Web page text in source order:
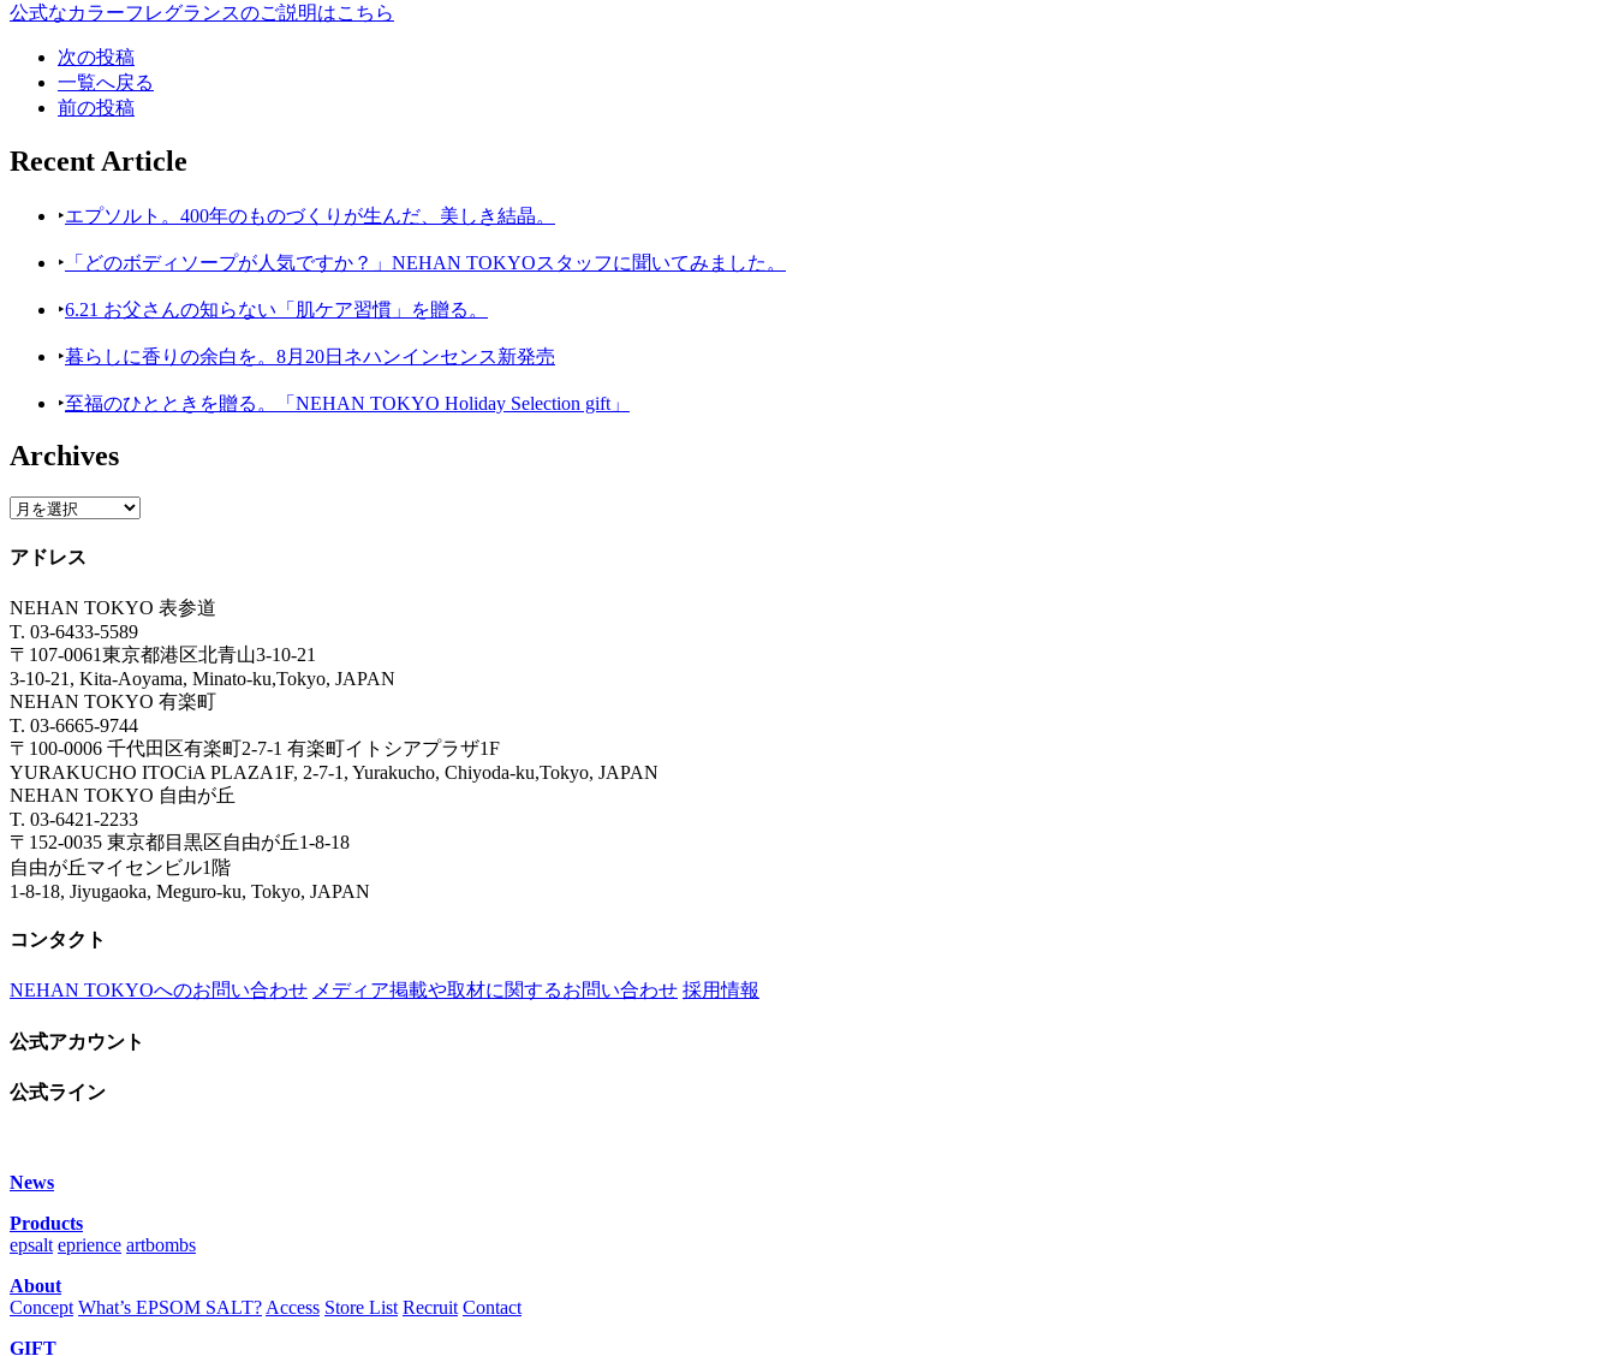
公式なカラーフレグランスのご説明はこちら
次の投稿
一覧へ戻る
前の投稿
Recent Article
‣エプソルト。400年のものづくりが生んだ、美しき結晶。
‣ 「どのボディソープが人気ですか？」NEHAN TOKYOスタッフに聞いてみました。
‣6.21 お父さんの知らない「肌ケア習慣」を贈る。
‣暮らしに香りの余白を。8月20日ネハンインセンス新発売
‣至福のひとときを贈る。「NEHAN TOKYO Holiday Selection gift」
Archives
アドレス
NEHAN TOKYO 表参道
T. 03-6433-5589
〒107-0061東京都港区北青山3-10-21
3-10-21, Kita-Aoyama, Minato-ku,Tokyo, JAPAN
NEHAN TOKYO 有楽町
T. 03-6665-9744
〒100-0006 千代田区有楽町2-7-1 有楽町イトシアプラザ1F
YURAKUCHO ITOCiA PLAZA1F, 2-7-1, Yurakucho, Chiyoda-ku,Tokyo, JAPAN
NEHAN TOKYO 自由が丘
T. 03-6421-2233
〒152-0035 東京都目黒区自由が丘1-8-18
自由が丘マイセンビル1階
1-8-18, Jiyugaoka, Meguro-ku, Tokyo, JAPAN
コンタクト
NEHAN TOKYOへのお問い合わせ メディア掲載や取材に関するお問い合わせ 採用情報
公式アカウント
公式ライン
News
Products
epsalt eprience artbombs
About
Concept What’s EPSOM SALT? Access Store List Recruit Contact
GIFT